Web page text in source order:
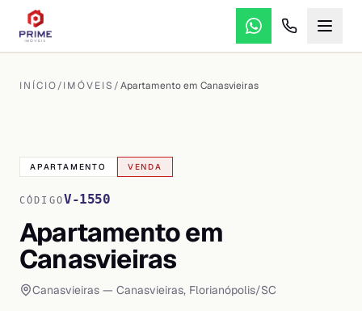
INÍCIO/IMÓVEIS /Apartamento em Canasvieiras
APARTAMENTO VENDA
CÓDIGOV-1550
Apartamento em
Canasvieiras
Canasvieiras — Canasvieiras, Florianópolis/SC